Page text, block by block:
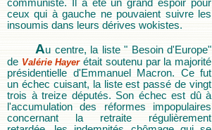
communiste. Il a été un grand espoir pour
ceux qui à gauche ne pouvaient suivre les
insoumis dans leurs dérives wokistes.
Au centre, la liste " Besoin d'Europe"
de Valérie Hayerétait soutenu par la majorité
présidentielle d'Emmanuel Macron. Ce fut
un échec cuisant, la liste est passé de vingt
trois à treize députés. Son échec est dû à
l'accumulation des réformes impopulaires
concernant la retraite régulièrement